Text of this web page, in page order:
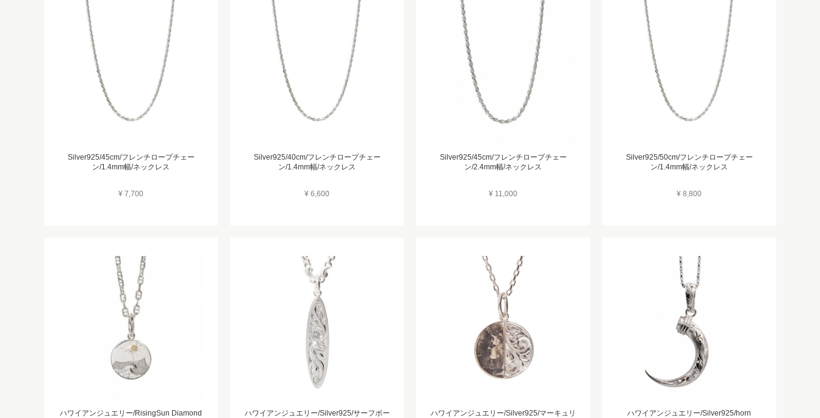
Silver925/45cm/フレンチロープチェー
ン/1.4mm幅/ネックレス
¥ 7,700
Silver925/40cm/フレンチロープチェー
ン/1.4mm幅/ネックレス
¥ 6,600
Silver925/45cm/フレンチロープチェー
ン/2.4mm幅/ネックレス
¥ 11,000
Silver925/50cm/フレンチロープチェー
ン/1.4mm幅/ネックレス
¥ 8,800
ハワイアンジュエリー/RisingSun Diamond
ハワイアンジュエリー/Silver925/サーフボー
ハワイアンジュエリー/Silver925/マーキュリ
ハワイアンジュエリー/Silver925/horn